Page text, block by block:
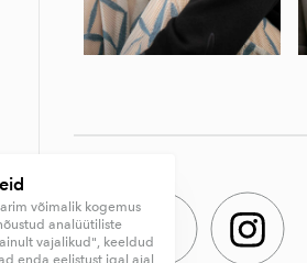
võimalik kogemus
analüütiliste
vajalikud", keeldud
enda eelistust igal ajal